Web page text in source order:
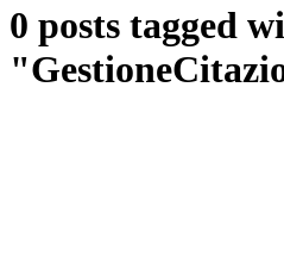
0 posts tagged